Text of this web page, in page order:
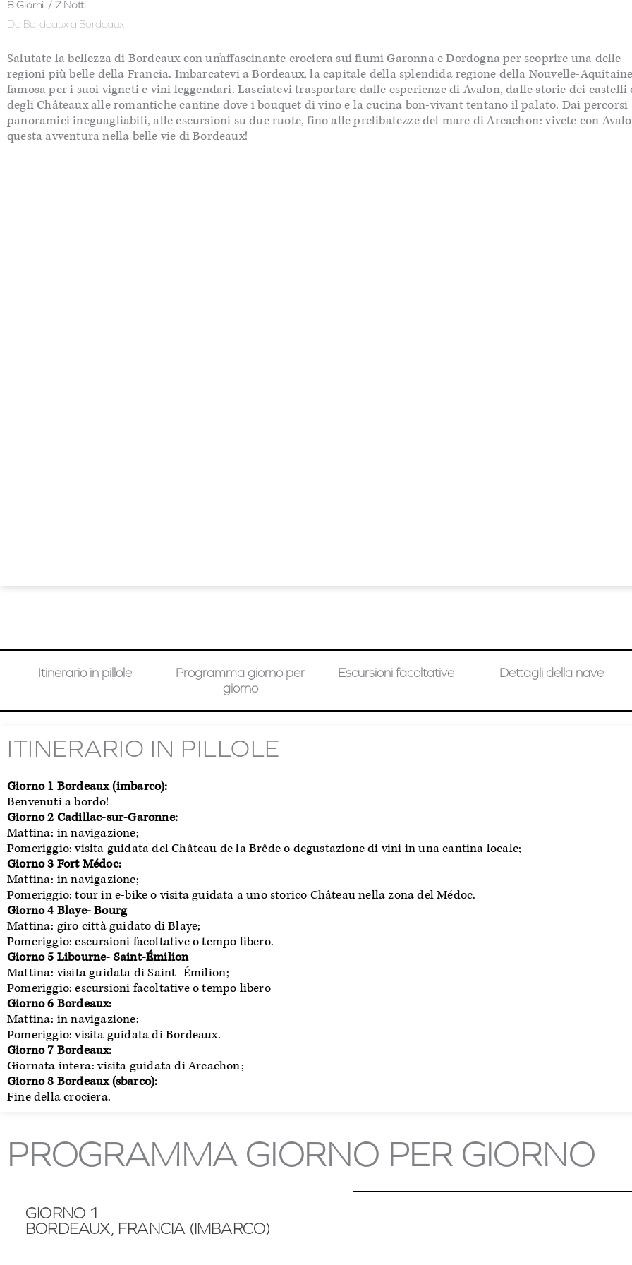
8 Giorni / 7 Notti
Da Bordeauxa Bordeaux
Salutate la bellezza di Bordeaux con un’affascinante crociera sui fiumi Garonna e Dordogna per scoprire una delle
regioni più belle della Francia. Imbarcatevi a Bordeaux, la capitale della splendida regione della Nouvelle-
famosa per i suoi vigneti e vini leggendari. Lasciatevi trasportare dalle esperienze di Avalon, dalle storie dei castelli
degli Châteaux alle romantiche cantine dove i bouquet di vino e la cucina bon-vivant tentano il palato. Dai percorsi
panoramici ineguagliabili, alle escursioni su due ruote, fino alle prelibatezze del mare di Arcachon: vivete con
questa avventura nella belle vie di Bordeaux!
Itinerario in pillole
Programma giorno per
giorno
Escursioni facoltative Dettagli della nave
ITINERARIO IN PILLOLE
Giorno 1 Bordeaux (imbarco):
Benvenuti a bordo!
Giorno 2 Cadillac-sur-Garonne:
Mattina: in navigazione;
Pomeriggio: visita guidata del Château de la Brêde o degustazione di vini in una cantina locale;
Giorno 3 Fort Médoc:
Mattina: in navigazione;
Pomeriggio: tour in e-bike o visita guidata a uno storico Château nella zona del Médoc.
Giorno 4 Blaye- Bourg
Mattina: giro città guidato di Blaye;
Pomeriggio: escursioni facoltative o tempo libero.
Giorno 5 Libourne- Saint-Émilion
Mattina: visita guidata di Saint- Émilion;
Pomeriggio: escursioni facoltative o tempo libero
Giorno 6 Bordeaux:
Mattina: in navigazione;
Pomeriggio: visita guidata di Bordeaux.
Giorno 7 Bordeaux:
Giornata intera: visita guidata di Arcachon;
Giorno 8 Bordeaux (sbarco):
Fine della crociera.
PROGRAMMA GIORNO PER GIORNO
GIORNO 1
BORDEAUX, FRANCIA (IMBARCO)